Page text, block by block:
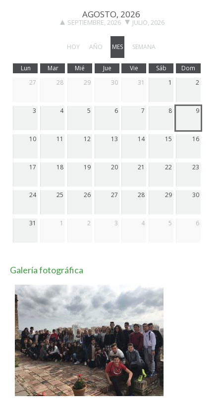
AGOSTO, 2026
SEPTIEMBRE, 2026 JULIO, 2026
HOY AÑO MES SEMANA
Lun Mar Mié Jue Vie Sáb
Dom
27
28 29 30 31 1 2
3 4 5 6 7 8 9
10 11 12 13 14 15 16
17 18 19 20 21 22 23
24 25 26 27 28 29 30
31 1 2 3 4 5 6
Galería fotográfica